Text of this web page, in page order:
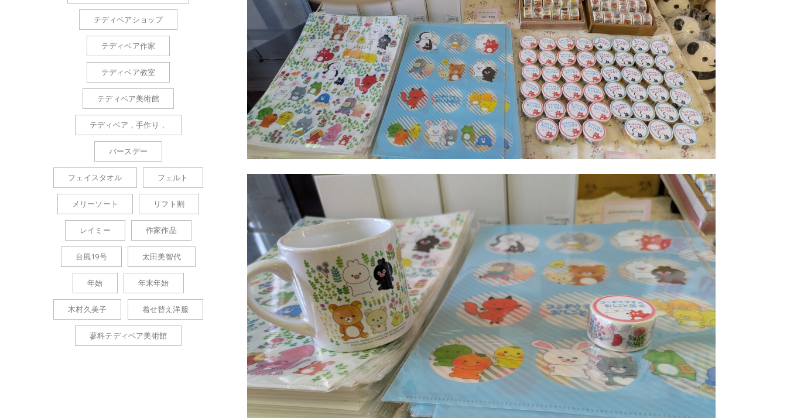
テディベアショップ
テディベア作家
テディベア教室
テディベア美術館
テディベア，手作り，
バースデー
フェイスタオル フェルト
メリーソート リフト割
レイミー 作家作品
台風19号 太田美智代
年始 年末年始
木村久美子 着せ替え洋服
蓼科テディベア美術館